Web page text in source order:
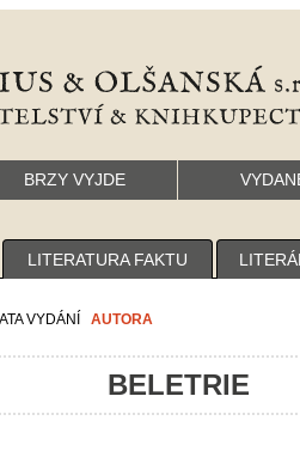
BRZY VYJDE
LITERATURA FAKTU
VYDÁNÍ AUTORA
BELETRIE